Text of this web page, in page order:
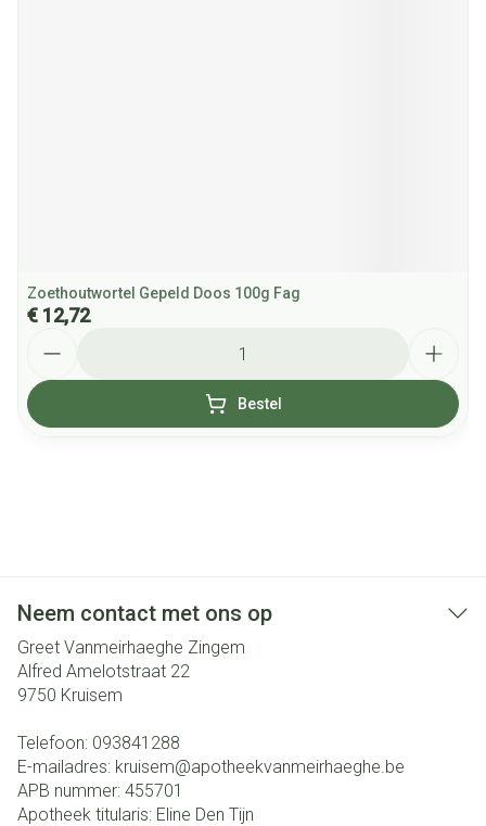
Zoethoutwortel Gepeld Doos 100g Fag
€ 12,72
Bestel
Neem contact met ons op
Greet Vanmeirhaeghe Zingem
Alfred Amelotstraat 22
9750 Kruisem
Telefoon: 093841288
E-mailadres: kruisem@apotheekvanmeirhaeghe.be
APB nummer: 455701
Apotheek titularis: Eline Den Tijn